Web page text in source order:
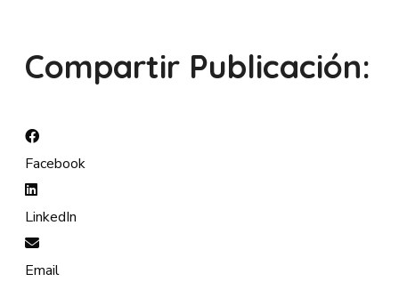
Compartir Publicación:
Facebook
LinkedIn
Email